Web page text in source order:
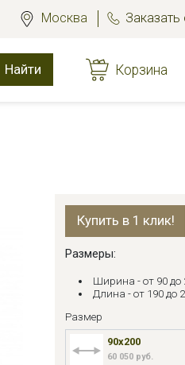
Москва
Найти Корзина
Купить в 1 клик!
Размеры:
Ширина - от 90 до
Длина - от 190 до
Размер
90x200
60 050 руб.